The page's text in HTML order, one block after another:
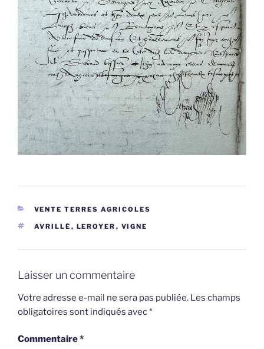
CATÉGORIES
VENTE TERRES AGRICOLES
ÉTIQUETTES
AVRILLÉ , LEROYER , VIGNE
Laisser un commentaire
Votre adresse e-mail ne sera pas publiée. Les champs
obligatoires sont indiqués avec*
Commentaire*